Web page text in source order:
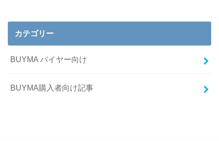
カテゴリー
BUYMA バイヤー向け
BUYMA購入者向け記事